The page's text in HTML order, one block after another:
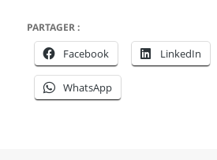
PARTAGER :
Facebook LinkedIn
WhatsApp